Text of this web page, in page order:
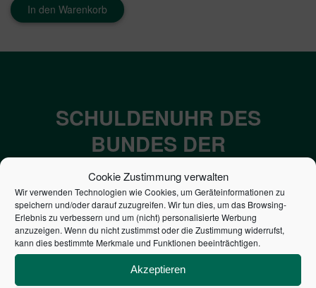
Cookie Zustimmung verwalten
Wir verwenden Technologien wie Cookies, um Geräteinformationen zu
speichern und/oder darauf zuzugreifen. Wir tun dies, um das Browsing-
Erlebnis zu verbessern und um (nicht) personalisierte Werbung
anzuzeigen. Wenn du nicht zustimmst oder die Zustimmung widerrufst,
kann dies bestimmte Merkmale und Funktionen beeinträchtigen.
Akzeptieren
In den Warenkorb
SCHULDENUHR DES
BUNDES DER
STEUERZAHLER
7,052€
NEUVERSCHULDUNG
PRO SEKUNDE